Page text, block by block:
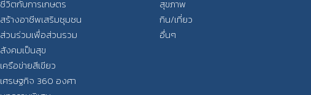
ชีวิตกับการเกษตร
สร้างอาชีพเสริมชุมชน
ส่วนร่วมเพื่อส่วนรวม
สังคมเป็นสุข
เครือข่ายสีเขียว
เศรษฐกิจ 360 องศา
สุขภาพ
กิน/เที่ยว
อื่นๆ